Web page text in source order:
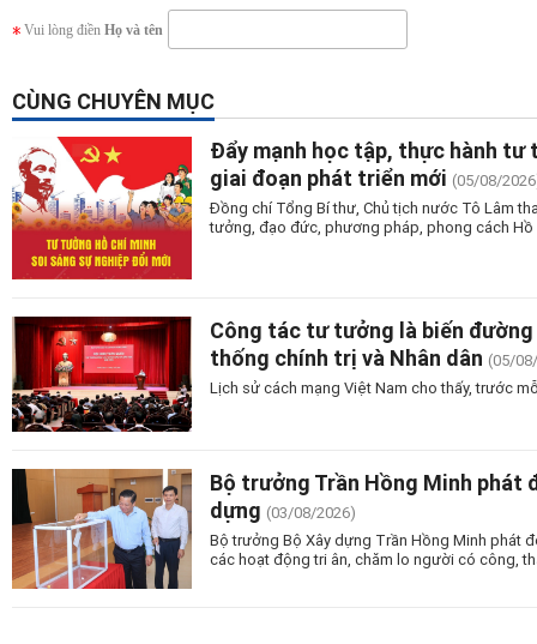
Vui lòng điền Họ và tên
CÙNG CHUYÊN MỤC
Đẩy mạnh học tập, thực hành tư
giai đoạn phát triển mới (05/08/
Đồng chí Tổng Bí thư, Chủ tịch nước Tô Lâm
tưởng, đạo đức, phương pháp, phong cách
Công tác tư tưởng là biến
thống chính trị và Nhân dân (05/
Lịch sử cách mạng Việt Nam cho thấy, trước
Bộ trưởng Trần Hồng Minh phát
dựng (03/08/2026)
Bộ trưởng Bộ Xây dựng Trần Hồng Minh phát
các hoạt động tri ân, chăm lo người có công,